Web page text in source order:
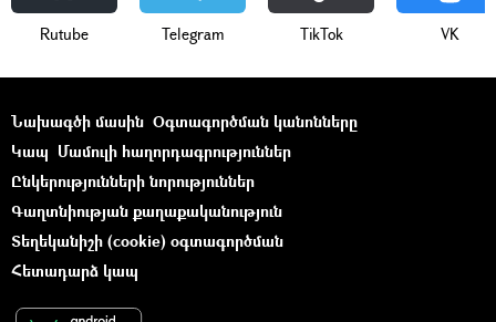
Rutube Telegram ТikТоk VK
Նախագծի մասին Օգտագործման կանոնները
Կապ Մամուլի հաղորդագրություններ
Ընկերությունների նորություններ
Գաղտնիության քաղաքականություն
Տեղեկանիշի (cookie) օգտագործման
Հետադարձ կապ